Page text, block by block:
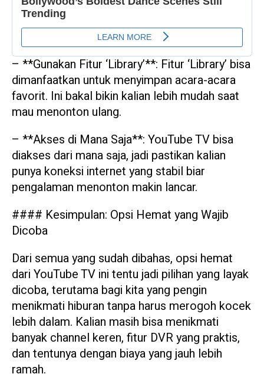
– **Gunakan Fitur ‘Library’**: Fitur ‘Library’ bisa
dimanfaatkan untuk menyimpan acara-acara
favorit. Ini bakal bikin kalian lebih mudah saat
mau menonton ulang.
– **Akses di Mana Saja**: YouTube TV bisa
diakses dari mana saja, jadi pastikan kalian
punya koneksi internet yang stabil biar
pengalaman menonton makin lancar.
#### Kesimpulan: Opsi Hemat yang Wajib
Dicoba
Dari semua yang sudah dibahas, opsi hemat
dari YouTube TV ini tentu jadi pilihan yang layak
dicoba, terutama bagi kita yang pengin
menikmati hiburan tanpa harus merogoh kocek
lebih dalam. Kalian masih bisa menikmati
banyak channel keren, fitur DVR yang praktis,
dan tentunya dengan biaya yang jauh lebih
ramah.